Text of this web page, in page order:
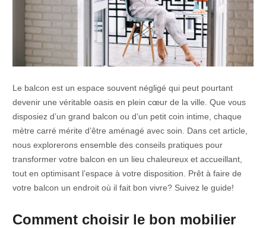
Le balcon est un espace souvent négligé qui peut pourtant
devenir une véritable oasis en plein cœur de la ville. Que vous
disposiez d’un grand balcon ou d’un petit coin intime, chaque
mètre carré mérite d’être aménagé avec soin. Dans cet article,
nous explorerons ensemble des conseils pratiques pour
transformer votre balcon en un lieu chaleureux et accueillant,
tout en optimisant l’espace à votre disposition. Prêt à faire de
votre balcon un endroit où il fait bon vivre? Suivez le guide!
Comment choisir le bon mobilier